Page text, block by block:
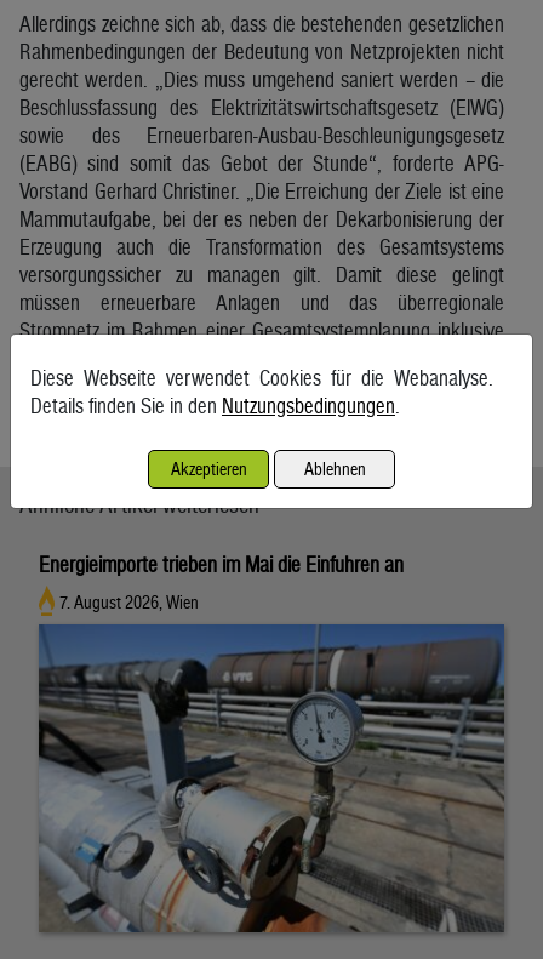
Allerdings zeichne sich ab, dass die bestehenden gesetzlichen
Rahmenbedingungen der Bedeutung von Netzprojekten nicht
gerecht werden. „Dies muss umgehend saniert werden – die
Beschlussfassung des Elektrizitätswirtschaftsgesetz (ElWG)
sowie des Erneuerbaren-Ausbau-Beschleunigungsgesetz
(EABG) sind somit das Gebot der Stunde“, forderte APG-
Vorstand Gerhard Christiner. „Die Erreichung der Ziele ist eine
Mammutaufgabe, bei der es neben der Dekarbonisierung der
Erzeugung auch die Transformation des Gesamtsystems
versorgungssicher zu managen gilt. Damit diese gelingt
müssen erneuerbare Anlagen und das überregionale
Stromnetz im Rahmen einer Gesamtsystemplanung inklusive
Christiner.
Ähnliche Artikel weiterlesen
Energieimporte trieben im Mai die Einfuhren an
7. August 2026, Wien
Diese Webseite verwendet Cookies für die Webanalyse.
Details finden Sie in den Nutzungsbedingungen
Akzeptieren Ablehnen